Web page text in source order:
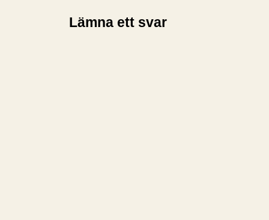
Lämna ett svar